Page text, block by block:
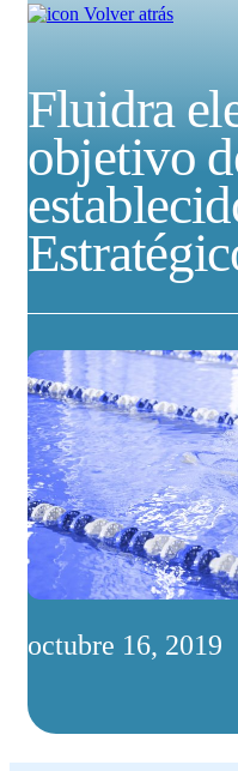
Volver atrás
Fluidra
objetivo
octubre 16, 2019